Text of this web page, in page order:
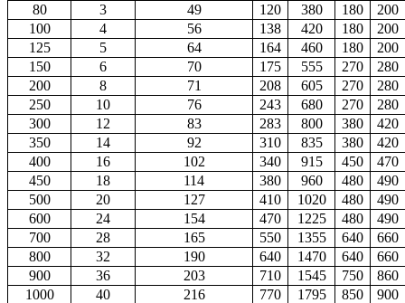
80
3 49 120 380 180
200
100
4 56 138 420 180
200
125
5 64 164 460 180
200
150
6 70 175 555 270
280
200
8 71 208 605 270
280
250
10 76 243 680 270
280
300
12 83 283 800 380
420
350
14 92 310 835 380
420
400
16 102 340 915 450
470
450
18 114 380 960 480
490
500
20 127 410 1020 480
490
600
24 154 470 1225 480
490
700
28 165 550 1355 640
660
800
32 190 640 1470 640
660
900
36 203 710 1545 750
860
1000
40 216 770 1795 850
900